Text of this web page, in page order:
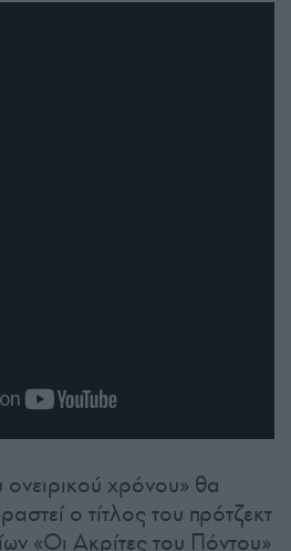
χρόνου» θα
ο τίτλος του πρότζεκτ
«Οι Ακρίτες του Πόντου»